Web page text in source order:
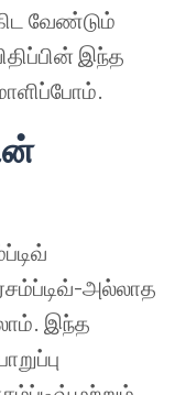
வேண்டும்
இந்த
அல்லாத
இந்த